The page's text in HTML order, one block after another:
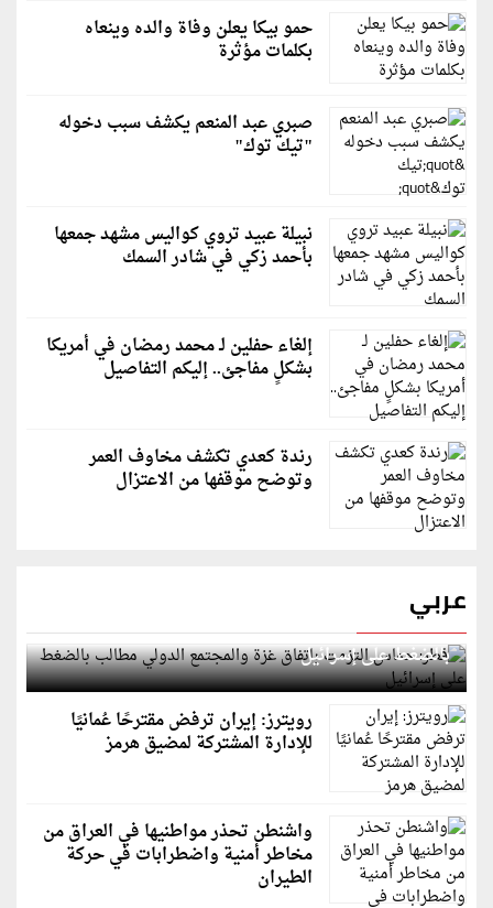
حمو بيكا يعلن وفاة والده وينعاه
بكلمات مؤثرة
صبري عبد المنعم يكشف سبب دخوله
"تيك توك"
نبيلة عبيد تروي كواليس مشهد جمعها
بأحمد زكي في شادر السمك
إلغاء حفلين لـ محمد رمضان في أمريكا
بشكلٍ مفاجئ.. إليكم التفاصيل
رندة كعدي تكشف مخاوف العمر
وتوضح موقفها من الاعتزال
عربي
قطر: حماس التزمت باتفاق غزة والمجتمع الدولي مطالب
بالضغط على إسرائيل
رويترز: إيران ترفض مقترحًا عُمانيًا
للإدارة المشتركة لمضيق هرمز
واشنطن تحذر مواطنيها في العراق من
مخاطر أمنية واضطرابات في حركة
الطيران